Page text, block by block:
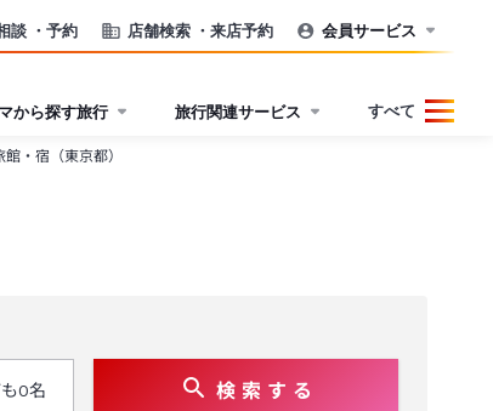
談 ・予約 店舗検索 ・来店予約 会員サービス
から探す旅行 旅行関連サービス すべて
・宿（東京都）
検 索 す る